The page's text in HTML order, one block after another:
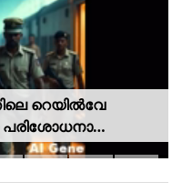
റെയില്‍വേ
ഓപ്പറേഷന്‍